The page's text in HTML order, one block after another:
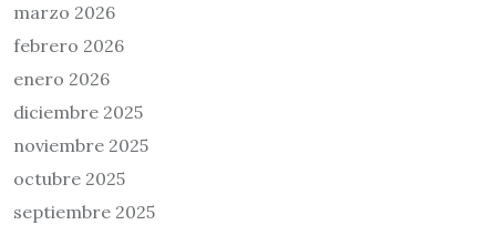
marzo 2026
febrero 2026
enero 2026
diciembre 2025
noviembre 2025
octubre 2025
septiembre 2025